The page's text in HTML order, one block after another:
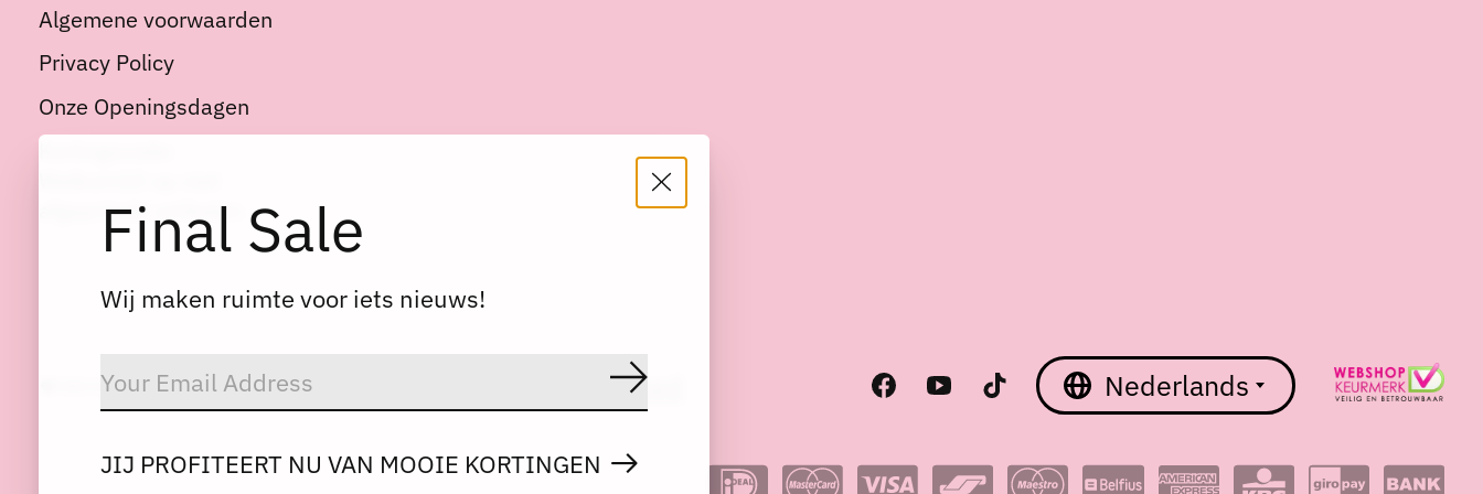
Algemene voorwaarden
Privacy Policy
Onze Openingsdagen
afgeprijsde artikelen
© Copyright 2026 Dresscode RSS-feed Nederlands
Final Sale
Wij maken ruimte voor iets nieuws!
Abonneer
JIJ PROFITEERT NU VAN MOOIE KORTINGEN